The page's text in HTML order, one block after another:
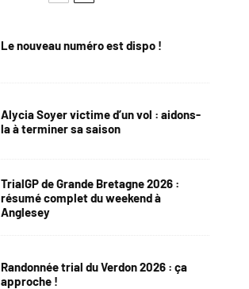
Le nouveau numéro est dispo !
Alycia Soyer victime d’un vol : aidons-
la à terminer sa saison
TrialGP de Grande Bretagne 2026 :
résumé complet du weekend à
Anglesey
Randonnée trial du Verdon 2026 : ça
approche !